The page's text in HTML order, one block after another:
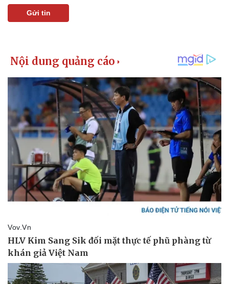
Bóng đá
Lịch thi đấu bóng đá
Thế giới thể thao
eSports
Hậu trường
Ô tô
Xe máy
Tư vấn
Gửi tin